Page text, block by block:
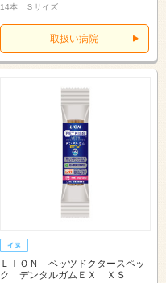
14本 Ｓサイズ
取扱い病院
ＬＩＯＮ ベッツドクタースペッ
ク デンタルガムＥＸ ＸＳ